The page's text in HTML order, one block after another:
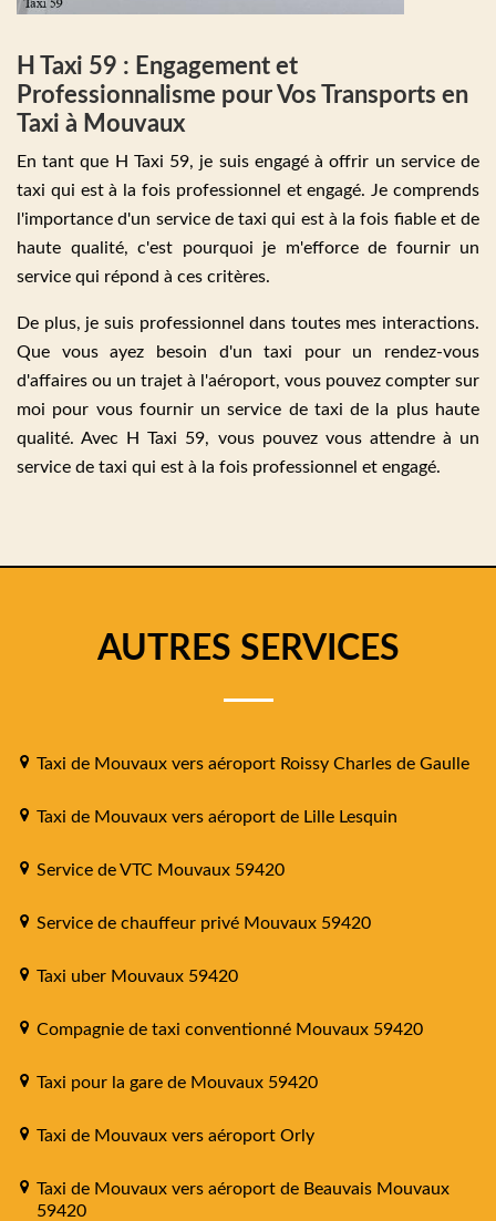
H Taxi 59 : Engagement et
Professionnalisme pour Vos Transports en
Taxi à Mouvaux
En tant que H Taxi 59, je suis engagé à offrir un service de
taxi qui est à la fois professionnel et engagé. Je comprends
l'importance d'un service de taxi qui est à la fois fiable et de
haute qualité, c'est pourquoi je m'efforce de fournir un
service qui répond à ces critères.
De plus, je suis professionnel dans toutes mes interactions.
Que vous ayez besoin d'un taxi pour un rendez-vous
d'affaires ou un trajet à l'aéroport, vous pouvez compter sur
moi pour vous fournir un service de taxi de la plus haute
qualité. Avec H Taxi 59, vous pouvez vous attendre à un
service de taxi qui est à la fois professionnel et engagé.
AUTRES SERVICES
Taxi de Mouvaux vers aéroport Roissy Charles de Gaulle
Taxi de Mouvaux vers aéroport de Lille Lesquin
Service de VTC Mouvaux 59420
Service de chauffeur privé Mouvaux 59420
Taxi uber Mouvaux 59420
Compagnie de taxi conventionné Mouvaux 59420
Taxi pour la gare de Mouvaux 59420
Taxi de Mouvaux vers aéroport Orly
Taxi de Mouvaux vers aéroport de Beauvais Mouvaux
59420